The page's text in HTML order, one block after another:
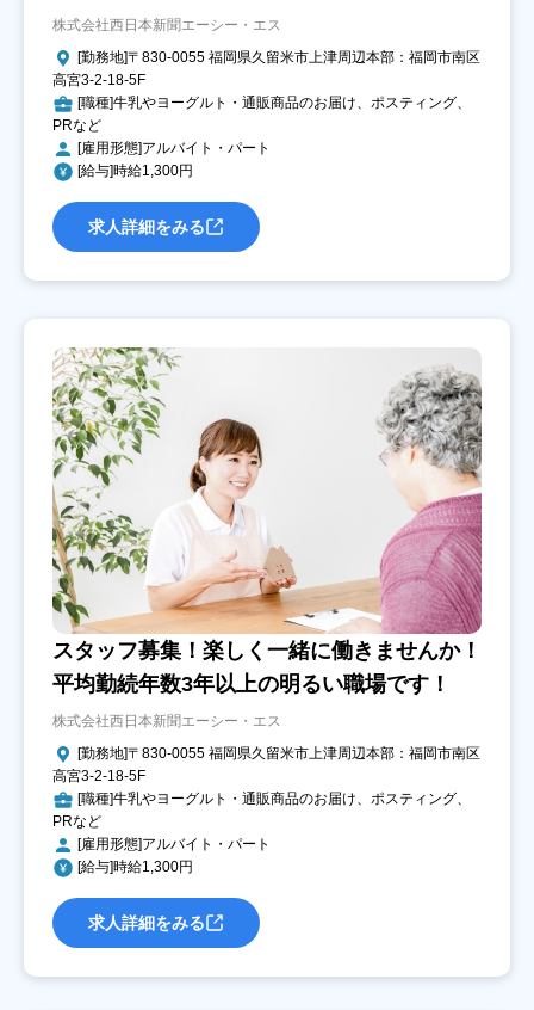
株式会社西日本新聞エーシー・エス
[勤務地]〒830-0055 福岡県久留米市上津周辺本部：福岡市南区
高宮3-2-18-5F
[職種]牛乳やヨーグルト・通販商品のお届け、ポスティング、
PRなど
[雇用形態]アルバイト・パート
[給与]時給1,300円
求人詳細をみる
スタッフ募集！楽しく一緒に働きませんか！
平均勤続年数3年以上の明るい職場です！
株式会社西日本新聞エーシー・エス
[勤務地]〒830-0055 福岡県久留米市上津周辺本部：福岡市南区
高宮3-2-18-5F
[職種]牛乳やヨーグルト・通販商品のお届け、ポスティング、
PRなど
[雇用形態]アルバイト・パート
[給与]時給1,300円
求人詳細をみる